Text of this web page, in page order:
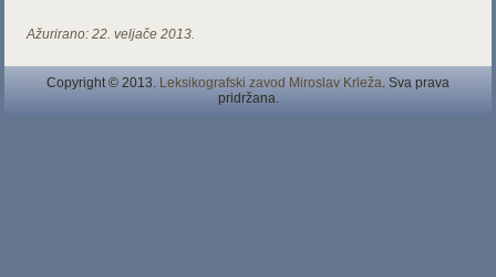
Ažurirano: 22. veljače 2013.
Copyright © 2013. Leksikografski zavod Miroslav Krleža. Sva prava
pridržana.